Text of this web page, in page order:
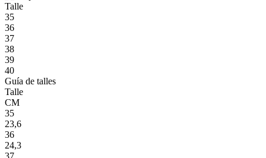
Talle
35
36
37
38
39
40
Guía de talles
Talle
CM
35
23,6
36
24,3
37